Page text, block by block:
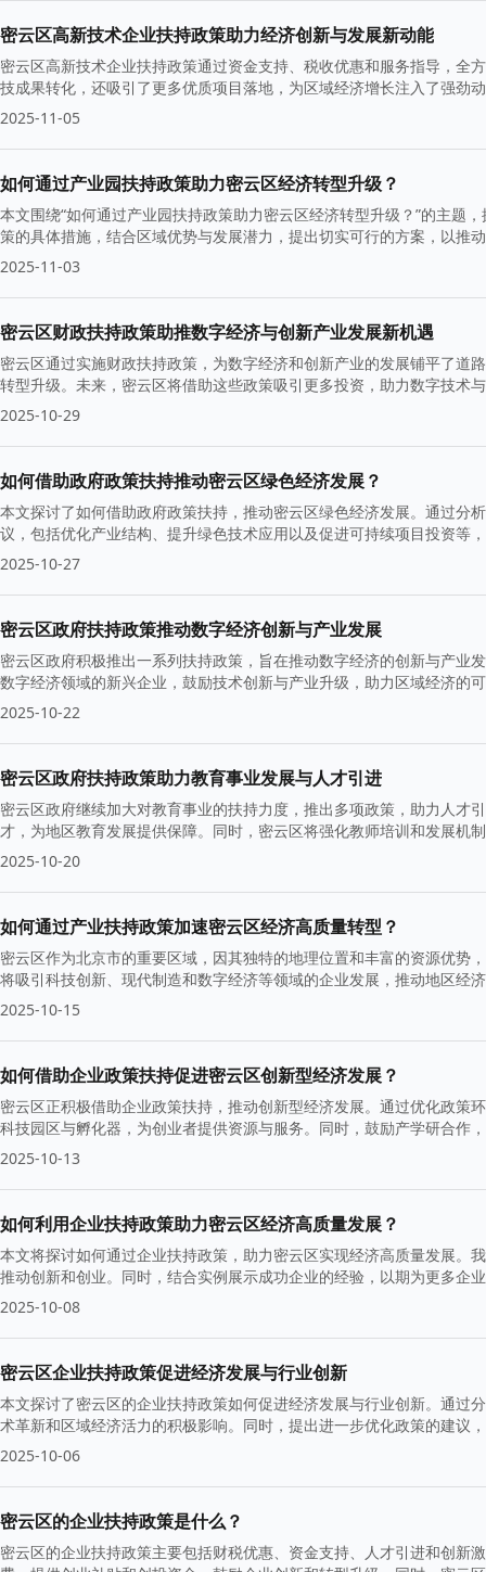
密云区高新技术企业扶持政策助力经济创新与发展新动能
密云区高新技术企业扶持政策通过资金支持、税收优惠和服务指导，全
技成果转化，还吸引了更多优质项目落地，为区域经济增长注入了强劲
2025-11-05
如何通过产业园扶持政策助力密云区经济转型升级？
本文围绕“如何通过产业园扶持政策助力密云区经济转型升级？”的主题
策的具体措施，结合区域优势与发展潜力，提出切实可行的方案，以推
2025-11-03
密云区财政扶持政策助推数字经济与创新产业发展新机遇
密云区通过实施财政扶持政策，为数字经济和创新产业的发展铺平了道
转型升级。未来，密云区将借助这些政策吸引更多投资，助力数字技术
2025-10-29
如何借助政府政策扶持推动密云区绿色经济发展？
本文探讨了如何借助政府政策扶持，推动密云区绿色经济发展。通过分
议，包括优化产业结构、提升绿色技术应用以及促进可持续项目投资等
2025-10-27
密云区政府扶持政策推动数字经济创新与产业发展
密云区政府积极推出一系列扶持政策，旨在推动数字经济的创新与产业
数字经济领域的新兴企业，鼓励技术创新与产业升级，助力区域经济的
2025-10-22
密云区政府扶持政策助力教育事业发展与人才引进
密云区政府继续加大对教育事业的扶持力度，推出多项政策，助力人才
才，为地区教育发展提供保障。同时，密云区将强化教师培训和发展机
2025-10-20
如何通过产业扶持政策加速密云区经济高质量转型？
密云区作为北京市的重要区域，因其独特的地理位置和丰富的资源优势
将吸引科技创新、现代制造和数字经济等领域的企业发展，推动地区经
环境，为可持续发展奠定基础。
2025-10-15
如何借助企业政策扶持促进密云区创新型经济发展？
密云区正积极借助企业政策扶持，推动创新型经济发展。通过优化政策
科技园区与孵化器，为创业者提供资源与服务。同时，鼓励产学研合作
2025-10-13
如何利用企业扶持政策助力密云区经济高质量发展？
本文将探讨如何通过企业扶持政策，助力密云区实现经济高质量发展。
推动创新和创业。同时，结合实例展示成功企业的经验，以期为更多企
2025-10-08
密云区企业扶持政策促进经济发展与行业创新
本文探讨了密云区的企业扶持政策如何促进经济发展与行业创新。通过
术革新和区域经济活力的积极影响。同时，提出进一步优化政策的建议
2025-10-06
密云区的企业扶持政策是什么？
密云区的企业扶持政策主要包括财税优惠、资金支持、人才引进和创新